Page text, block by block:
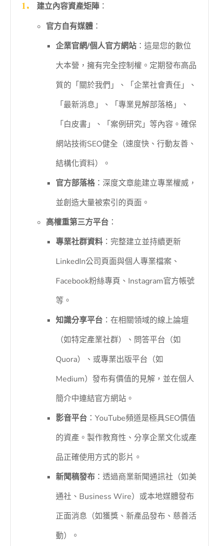
建立內容資產矩陣：
官方自有媒體：
企業官網/個人官方網站 ：這是您的數位
大本營，擁有完全控制權。定期發布高品
質的「關於我們」、「企業社會責任」、
「最新消息」、「專業見解部落格」、
「白皮書」、「案例研究」等內容。確保
網站技術SEO健全（速度快、行動友善、
結構化資料）。
官方部落格：深度文章能建立專業權威，
並創造大量被索引的頁面。
高權重第三方平台：
專業社群資料 ：完整建立並持續更新
LinkedIn公司頁面與個人專業檔案、
Facebook粉絲專頁、Instagram官方帳號
等。
知識分享平台 ：在相關領域的線上論壇
（如特定產業社群）、問答平台（如
Quora）、或專業出版平台（如
Medium）發布有價值的見解，並在個人
簡介中連結官方網站。
影音平台 ：YouTube頻道是極具SEO價值
的資產。製作教育性、分享企業文化或產
品正確使用方式的影片。
新聞稿發布 ：透過商業新聞通訊社（如美
通社、Business Wire）或本地媒體發布
正面消息（如獲獎、新產品發布、慈善活
動）。